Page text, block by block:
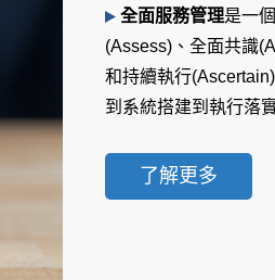
全面服務管理是一
(Assess)、全面共識
和持續執行
到系統搭建到執行落
了解更多